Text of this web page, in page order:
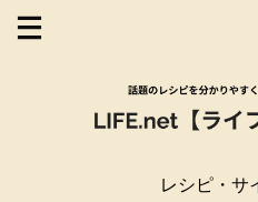
レシピ・サ